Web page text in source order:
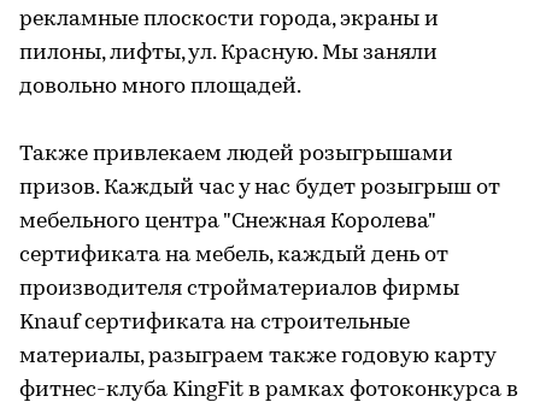
рекламные плоскости города, экраны и
пилоны, лифты, ул. Красную. Мы заняли
довольно много площадей.
Также привлекаем людей розыгрышами
призов. Каждый час у нас будет розыгрыш от
мебельного центра "Снежная Королева"
сертификата на мебель, каждый день от
производителя стройматериалов фирмы
Knauf сертификата на строительные
материалы, разыграем также годовую карту
фитнес-клуба KingFit в рамках фотоконкурса в